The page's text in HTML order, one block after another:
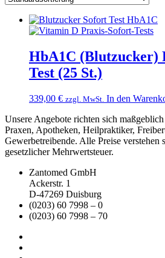
HbA1C (Blutzucker)
Test (25 St.)
339,00 € zzgl. MwSt. In den
Unsere Angebote richten sich
Praxen, Apotheken, Heilpraktiker,
Gewerbetreibende. Alle Preise verstehen
gesetzlicher Mehrwertsteuer.
Zantomed GmbH
Ackerstr. 1
D-47269 Duisburg
(0203) 60 7998 – 0
(0203) 60 7998 – 70